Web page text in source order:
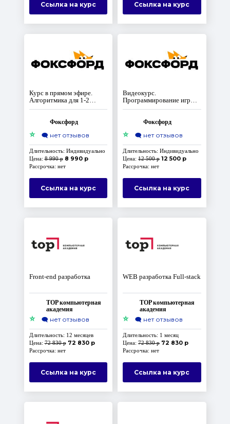
Ссылка на курс Ссылка на курс
Курс в прямом эфире.
Алгоритмика для 1-2
класса
Фоксфорд
⭐ 🗨️ нет отзывов
Длительность: Индивидуально
Цена:8 990 р 8 990 р
Рассрочка: нет
Ссылка на курс
Видеокурс.
Программирование игр
начального уровня на
2-5 классовФоксфорд
⭐ 🗨️ нет отзывов
Длительность: Индивидуально
Цена: 12 500 р 12 500 р
Рассрочка: нет
Ссылка на курс
Front-end разработка
TOP компьютерная
академия
⭐ 🗨️ нет отзывов
Длительность: 12 месяцев
Цена:72 830 р 72 830 р
Рассрочка: нет
Ссылка на курс
WEB разработка Full-stack
TOP компьютерная
академия
⭐ 🗨️ нет отзывов
Длительность: 1 месяц
Цена: 72 830 р 72 830 р
Рассрочка: нет
Ссылка на курс